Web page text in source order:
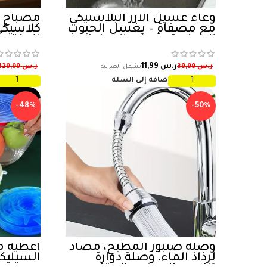
وعاء غسيل الأرز البلاستيكي
مع مصفاة – يغسل الحبوب
بكفاءة، قطعة واحدة
ر.س39,99 ر.س
إضافة إلى السلة
مصباح
المنضدة
ر.س129,99
-50%
وصلة صنبور المطبخ، مضاد
لرذاذ الماء، وصلة دوارة
-48%
أغطية